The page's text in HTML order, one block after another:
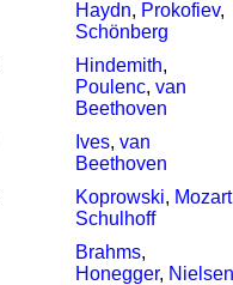
Haydn, Prokofiev,
Schönberg
Hindemith,
Poulenc, van
Beethoven
Ives, van
Beethoven
Koprowski, Mozart
Schulhoff
Brahms,
Honegger, Nielsen